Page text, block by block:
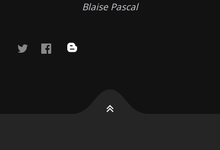
Blaise Pascal
twitterfacebook
blog